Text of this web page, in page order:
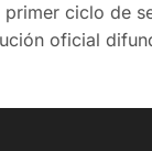
ciclo de
oficial